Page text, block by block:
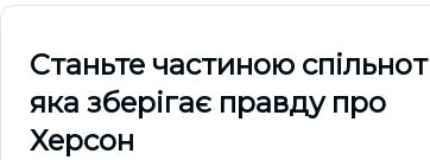
Cтаньте частиною
яка зберігає правду про
Херсон